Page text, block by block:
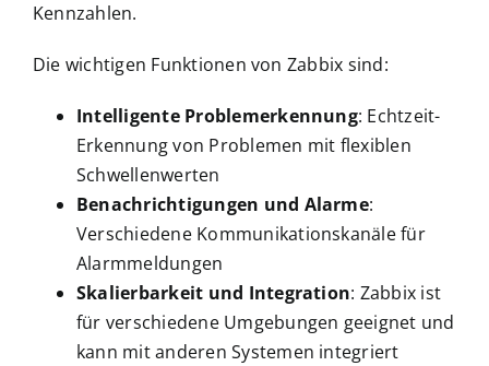
Kennzahlen.
Die wichtigen Funktionen von Zabbix sind:
Intelligente Problemerkennung: Echtzeit-
Erkennung von Problemen mit flexiblen
Schwellenwerten
Benachrichtigungen und Alarme:
Verschiedene Kommunikationskanäle für
Alarmmeldungen
Skalierbarkeit und Integration: Zabbix ist
für verschiedene Umgebungen geeignet und
kann mit anderen Systemen integriert